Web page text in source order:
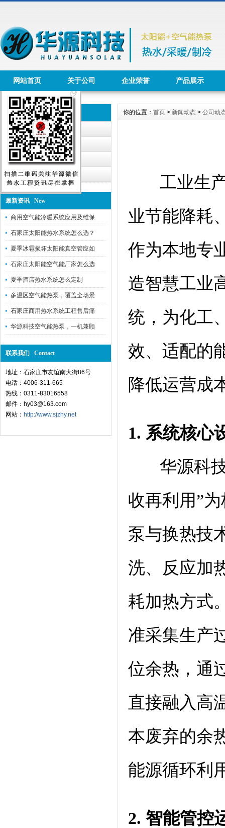
网站首页 关于公司 企业荣誉 产品展示
新闻动态 News
公司动态
行业资讯
华源公告
工程报道
最新资讯 New
商用空气能冷暖系统应用及维保
石家庄太阳能热水系统怎么选？
夏季冰雹损坏太阳能真空管应如
石家庄太阳能空气能厂家怎么选
夏季酒店热水系统怎么定制
多温区空气能热泵，覆盖全场景
石家庄商用热水系统工程售后痛
华源科技空气能热泵，一机兼顾
联系我们 Contact
地址：石家庄市友谊南大街86号
电话：4006-311-665
热线：0311-83016558
邮件：hy03@163.com
网站： http://www.sjzhy.net
你的位置： 首页 > 新闻动态 > 公司动
工业生
业节能降耗
作为本地专
造智慧工业
统，为化工
效、适配的
降低运营成
1. 系统核心
华源科技
收再利用”
泵与换热技
洗、反应加
耗加热方式
准采集生产
位余热，通
直接融入高
本废弃的余
能源循环利
2. 智能管控